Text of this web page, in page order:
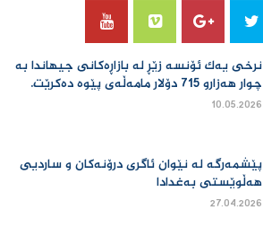
نرخی یەك ئۆنسە زێڕ لە بازاڕەكانی جیهاندا بە
چوار هەزارو 715 دۆلار مامەڵەی پێوە دەكرێت.
10.05.2026
پێشمەرگە لە نێوان ئاگری درۆنەکان و ساردیی
هەڵوێستی بەغدادا
27.04.2026